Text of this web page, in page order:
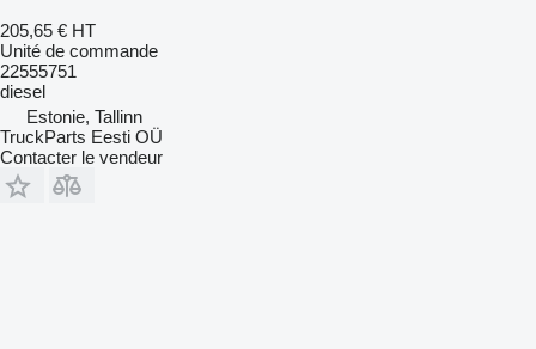
205,65 € HT
Unité de commande
22555751
diesel
Estonie, Tallinn
TruckParts Eesti OÜ
Contacter le vendeur